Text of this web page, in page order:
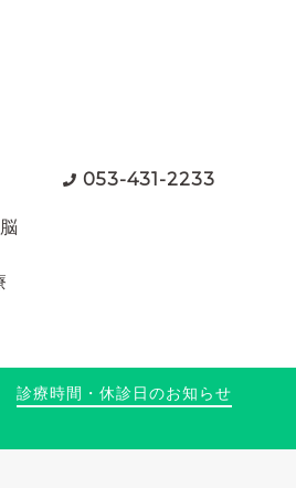
053-431-2233
診療時間・休診日のお知らせ